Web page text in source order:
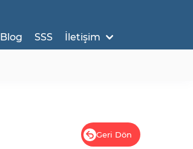
Blog SSS İletişim
Geri Dön